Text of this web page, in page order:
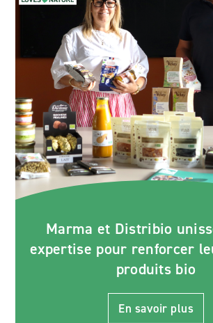
Marma et Distribio
expertise pour renforcer
produits bio
En savoir plus